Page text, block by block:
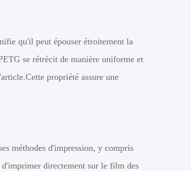
qu'il peut épouser étroitement la
se rétrécit de manière uniforme et
propriété assure une
méthodes d'impression, y compris
directement sur le film des